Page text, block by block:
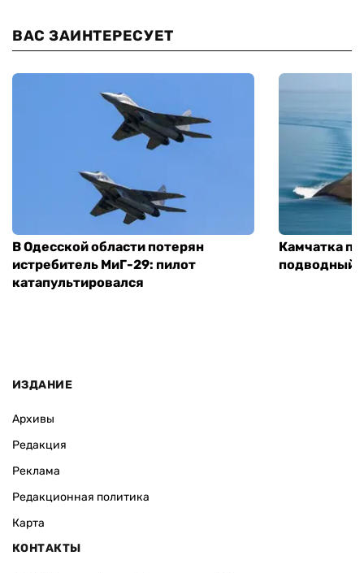
ВАС ЗАИНТЕРЕСУЕТ
В Одесской области потерян
истребитель МиГ-29: пилот
катапультировался
Камчатка
подводный
ИЗДАНИЕ
Архивы
Редакция
Реклама
Редакционная политика
Карта
КОНТАКТЫ